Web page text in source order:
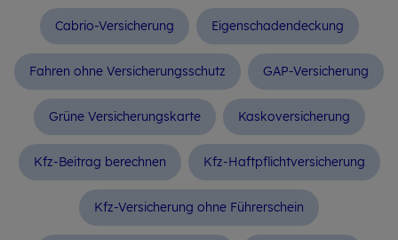
Cabrio-Versicherung Eigenschadendeckung
Fahren ohne Versicherungsschutz GAP-Versicherung
Grüne Versicherungskarte Kaskoversicherung
Kfz-Beitrag berechnen Kfz-Haft­pflicht­ver­si­che­rung
Kfz-Versicherung ohne Führerschein